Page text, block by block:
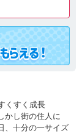
くすく成長
かし街の住人に
、十分の一サイズ